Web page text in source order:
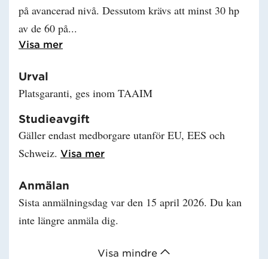
Visa mindre
på avancerad nivå. Dessutom krävs att minst 30 hp
av de 60 på
Visa mer
Urval
Platsgaranti, ges inom TAAIM
Studieavgift
Gäller endast medborgare utanför EU, EES och
Schweiz. Visa merLäs mer om Studieavgift
Anmälan
Sista anmälningsdag var den 15 april 2026. Du kan
inte längre anmäla dig.